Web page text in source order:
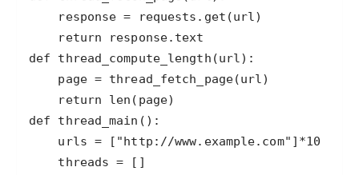
response = requests . get (url
return
response. text
def
thread_compute_length (url
page = thread_fetch_page(url
return
len ( page
def
thread_main
urls = [ "http://www.example.com" ] *10
threads =